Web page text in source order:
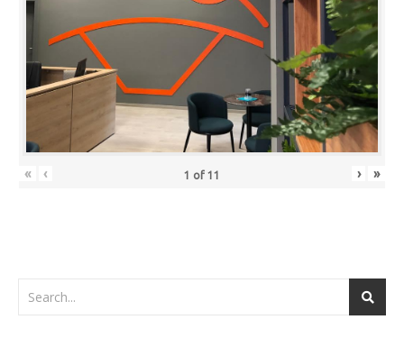
« ‹ 1 of 11 › »